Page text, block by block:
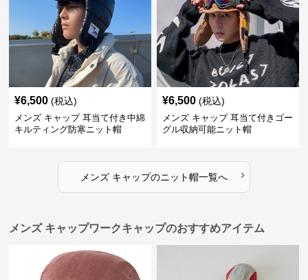
¥6,500 (税込)
メンズ キャップ 耳当て付き中綿
キルティング防寒ニット帽
¥6,500 (税込)
メンズ キャップ 耳当て付きゴー
グル収納可能ニット帽
メンズ キャップのニット帽一覧へ ›
メンズ キャップワークキャップのおすすめアイテム